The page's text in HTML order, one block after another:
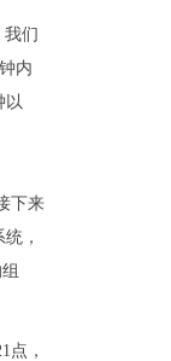
们
内
以
下来
，
点，